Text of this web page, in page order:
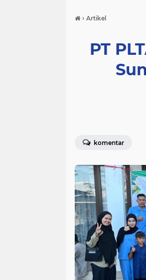
› Artikel
PT
komentar